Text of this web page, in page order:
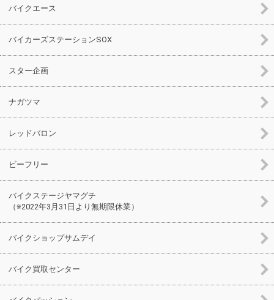
バイクエース
バイカーズステーションSOX
スター企画
ナガツマ
レッドバロン
ビーフリー
バイクステージヤマグチ
（※2022年3月31日より無期限休業）
バイクショップサムデイ
バイク買取センター